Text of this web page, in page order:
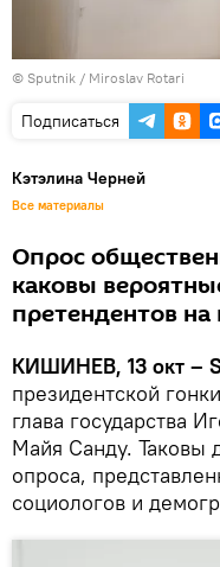
© Sputnik / Miroslav Rotari
Подписаться
Кэтэлина Черней
Все материалы
Опрос
каковы
претендентов на
КИШИНЕВ, 13 окт –
президентской
глава государства
Майя Санду. Таковы
опроса,
социологов и